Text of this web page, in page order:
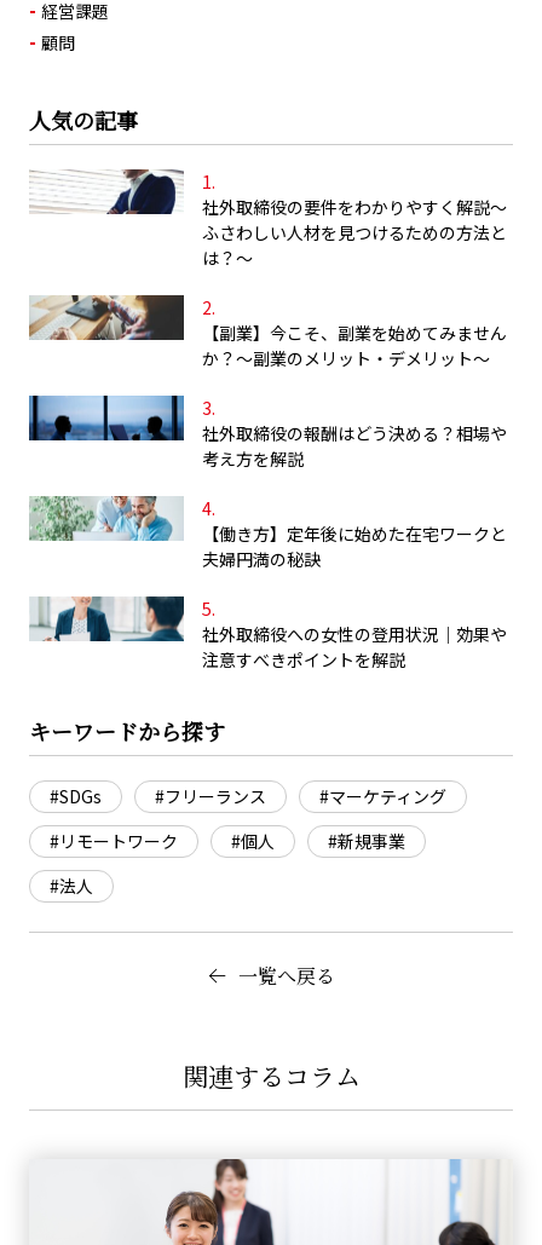
経営課題
顧問
人気の記事
社外取締役の要件をわかりやすく解説～
ふさわしい人材を見つけるための方法と
は？～
【副業】今こそ、副業を始めてみません
か？～副業のメリット・デメリット～
社外取締役の報酬はどう決める？相場や
考え方を解説
【働き方】定年後に始めた在宅ワークと
夫婦円満の秘訣
社外取締役への女性の登用状況｜効果や
注意すべきポイントを解説
キーワードから探す
#SDGs #フリーランス
#マーケティング
#リモートワーク
#個人
#新規事業
#法人
一覧へ戻る
関連するコラム